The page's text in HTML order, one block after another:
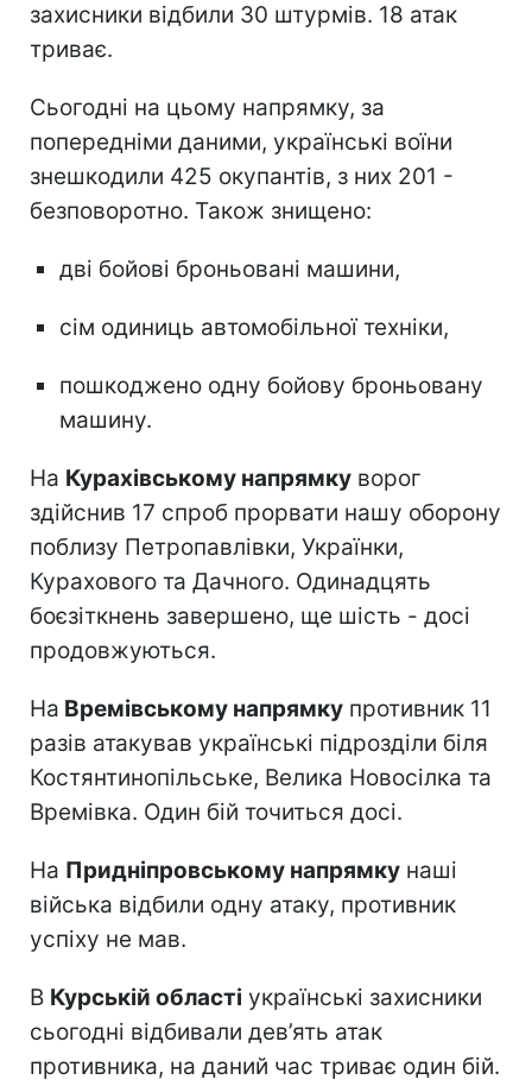
захисники відбили 30 штурмів. 18 атак
триває.
Сьогодні на цьому напрямку, за
попередніми даними, українські воїни
знешкодили 425 окупантів, з них 201 -
безповоротно. Також знищено:
дві бойові броньовані машини,
сім одиниць автомобільної техніки,
пошкоджено одну бойову броньовану
машину.
На Курахівському напрямку ворог
здійснив 17 спроб прорвати нашу оборону
поблизу Петропавлівки, Українки,
Курахового та Дачного. Одинадцять
боєзіткнень завершено, ще шість - досі
продовжуються.
На Времівському напрямку противник 11
разів атакував українські підрозділи біля
Костянтинопільське, Велика Новосілка та
Времівка. Один бій точиться досі.
На Придніпровському напрямку наші
війська відбили одну атаку, противник
успіху не мав.
В Курській області українські захисники
сьогодні відбивали дев’ять атак
противника, на даний час триває один бій.